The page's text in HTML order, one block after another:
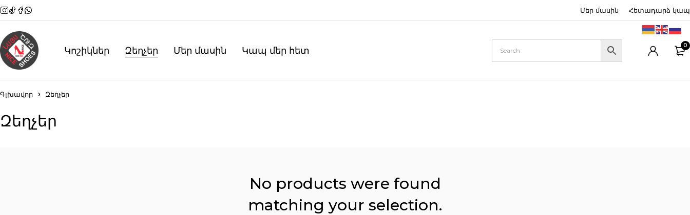
Մեր մասին Հետադարձ կապ
Կոշիկներ Զեղչեր Մեր մասին Կապ մեր հետ 0
Գլխավոր Զեղչեր
Զեղչեր
No products were found
matching your selection.